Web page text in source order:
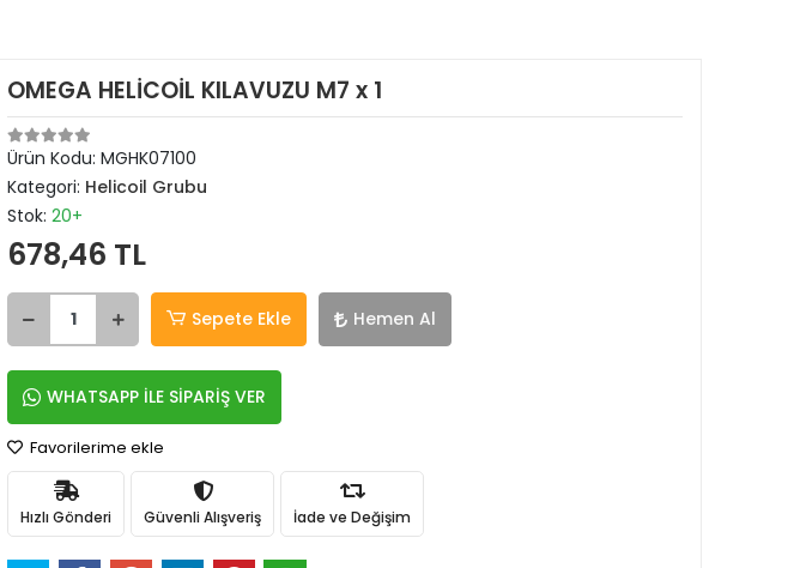
OMEGA HELİCOİL KILAVUZU M7 x 1
Ürün Kodu: MGHK07100
Kategori: Helicoil Grubu
Stok: 20+
678,46 TL
Sepete Ekle Hemen Al
WHATSAPP İLE SİPARİŞ VER
Favorilerime ekle
Hızlı Gönderi Güvenli Alışveriş İade ve Değişim